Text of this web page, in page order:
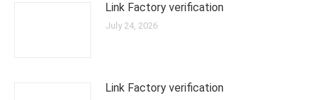
Link Factory verification
July 24, 2026
Link Factory verification